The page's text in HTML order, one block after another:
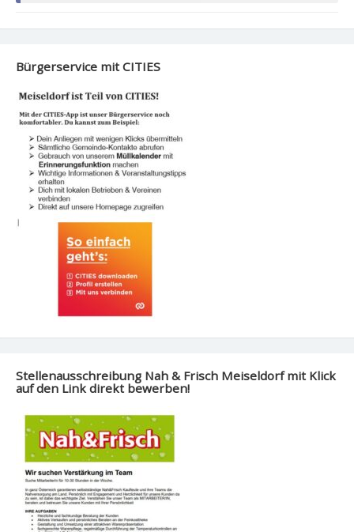
Bürgerservice mit CITIES
Stellenausschreibung Nah & Frisch Meiseldorf mit Klick
auf den Link direkt bewerben!